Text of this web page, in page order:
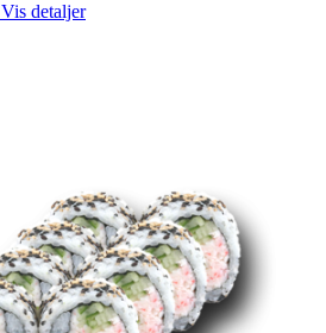
Vis detaljer